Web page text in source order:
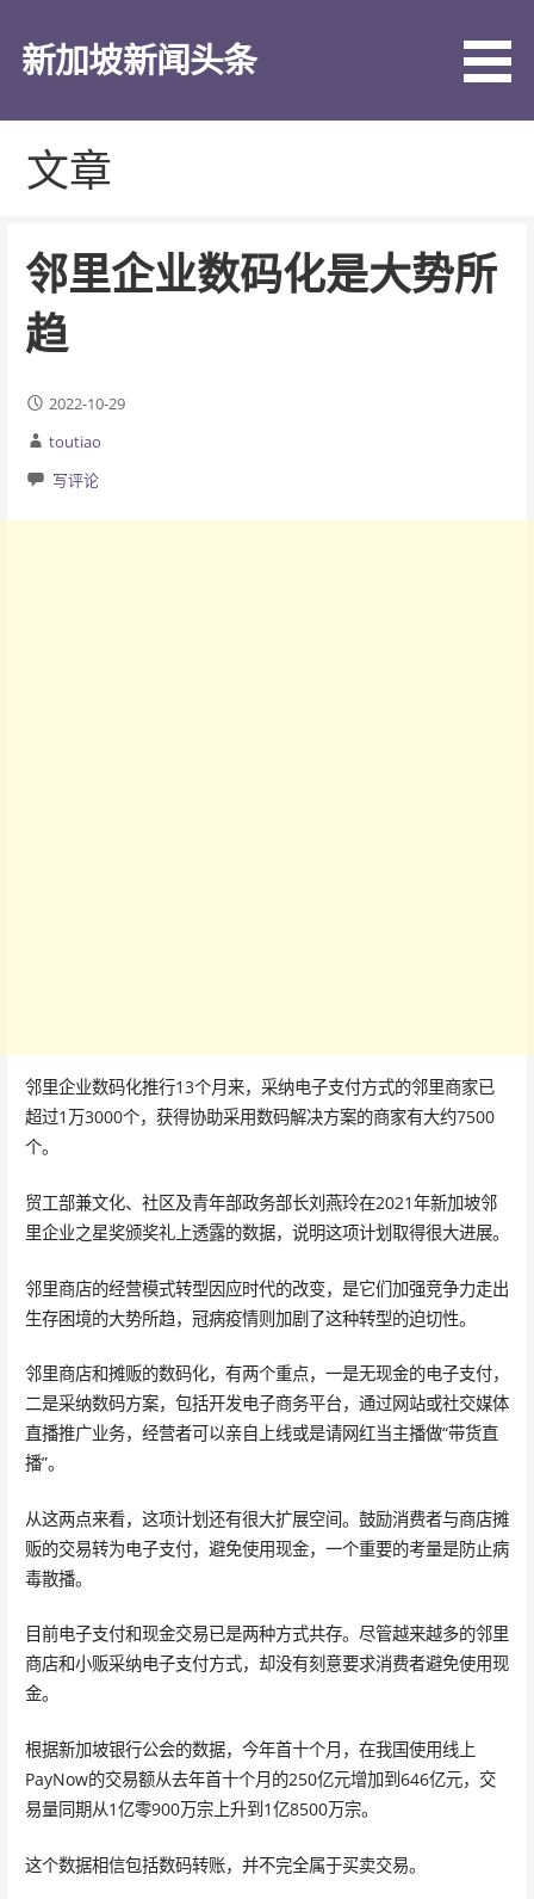
新加坡新闻头条
文章
邻里企业数码化是大势所
趋
2022-10-29
toutiao
写评论
邻里企业数码化推行13个月来，采纳电子支付方式的邻里商家已
超过1万3000个，获得协助采用数码解决方案的商家有大约7500
个。
贸工部兼文化、社区及青年部政务部长刘燕玲在2021年新加坡邻
里企业之星奖颁奖礼上透露的数据，说明这项计划取得很大进展。
邻里商店的经营模式转型因应时代的改变，是它们加强竞争力走出
生存困境的大势所趋，冠病疫情则加剧了这种转型的迫切性。
邻里商店和摊贩的数码化，有两个重点，一是无现金的电子支付，
二是采纳数码方案，包括开发电子商务平台，通过网站或社交媒体
直播推广业务，经营者可以亲自上线或是请网红当主播做“带货直
播”。
从这两点来看，这项计划还有很大扩展空间。鼓励消费者与商店摊
贩的交易转为电子支付，避免使用现金，一个重要的考量是防止病
毒散播。
目前电子支付和现金交易已是两种方式共存。尽管越来越多的邻里
商店和小贩采纳电子支付方式，却没有刻意要求消费者避免使用现
金。
根据新加坡银行公会的数据，今年首十个月，在我国使用线上
PayNow的交易额从去年首十个月的250亿元增加到646亿元，交
易量同期从1亿零900万宗上升到1亿8500万宗。
这个数据相信包括数码转账，并不完全属于买卖交易。